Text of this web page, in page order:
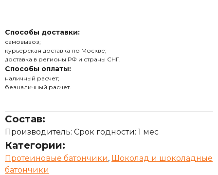
Способы доставки:
самовывоз;
курьерская доставка по Москве;
доставка в регионы РФ и страны СНГ.
Способы оплаты:
наличный расчет;
безналичный расчет.
Состав:
Производитель: Срок годности: 1 мес
Категории:
Протеиновые батончики, Шоколад и шоколадные
батончики